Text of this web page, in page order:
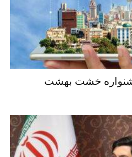
خشت بهشت